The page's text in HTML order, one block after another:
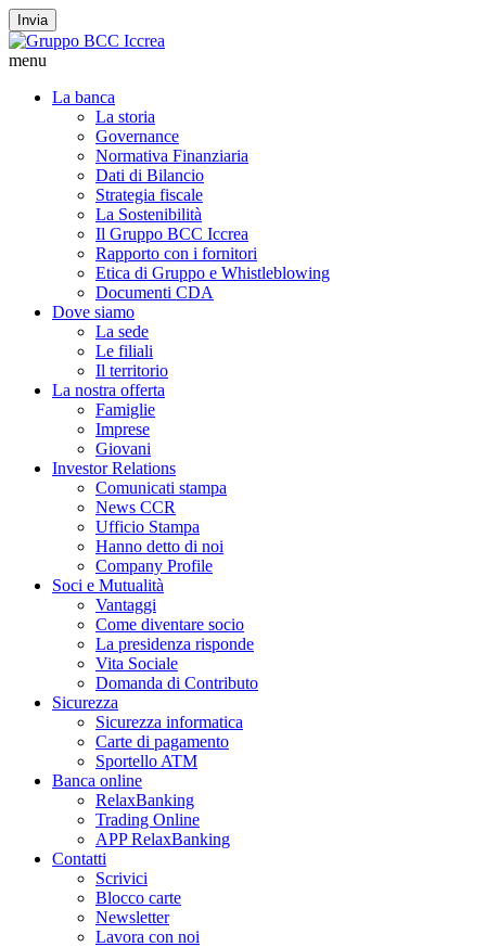
Invia
menu
La banca
La storia
Governance
Normativa Finanziaria
Dati di Bilancio
Strategia fiscale
La Sostenibilità
Il Gruppo BCC Iccrea
Rapporto con i fornitori
Etica di Gruppo e Whistleblowing
Documenti CDA
Dove siamo
La sede
Le filiali
Il territorio
La nostra offerta
Famiglie
Imprese
Giovani
Investor Relations
Comunicati stampa
News CCR
Ufficio Stampa
Hanno detto di noi
Company Profile
Soci e Mutualità
Vantaggi
Come diventare socio
La presidenza risponde
Vita Sociale
Domanda di Contributo
Sicurezza
Sicurezza informatica
Carte di pagamento
Sportello ATM
Banca online
RelaxBanking
Trading Online
APP RelaxBanking
Contatti
Scrivici
Blocco carte
Newsletter
Lavora con noi